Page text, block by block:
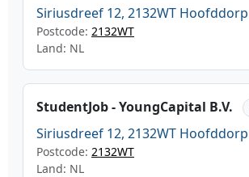
Siriusdreef 12, 2132WT Hoofddorp
Postcode: 2132WT
Land: NL
StudentJob - YoungCapital B.V.
Siriusdreef 12, 2132WT Hoofddorp
Postcode: 2132WT
Land: NL